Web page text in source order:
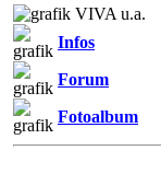
VIVA u.a.
Infos
Forum
Fotoalbum